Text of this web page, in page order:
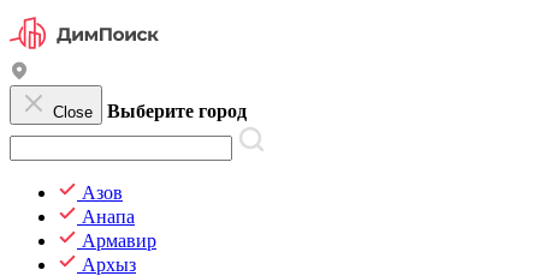
Close Выберите город
Азов
Анапа
Армавир
Архыз